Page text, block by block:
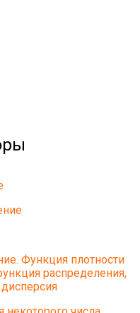
Функция плотности
распределения,